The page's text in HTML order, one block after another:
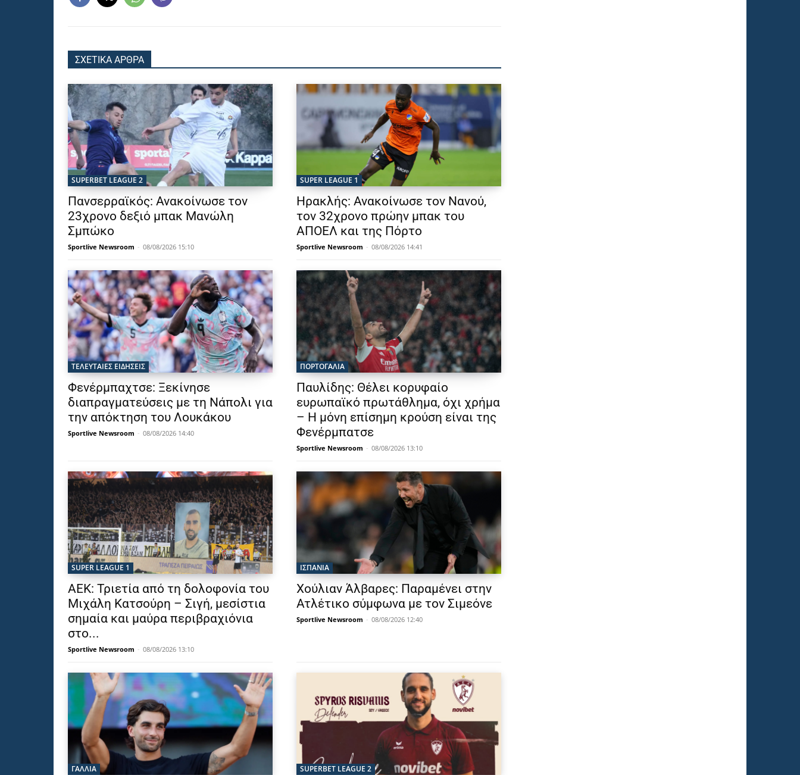
ΣΧΕΤΙΚΑ ΑΡΘΡΑ
SUPERBET LEAGUE 2
Πανσερραϊκός: Ανακοίνωσε τον
23χρονο δεξιό μπακ Μανώλη
Σμπώκο
Sportlive Newsroom - 08/08/2026 15:10
SUPER LEAGUE 1
Ηρακλής: Ανακοίνωσε τον Νανού,
τον 32χρονο πρώην μπακ του
ΑΠΟΕΛ και της Πόρτο
Sportlive Newsroom - 08/08/2026 14:41
ΤΕΛΕΥΤΑΙΕΣ ΕΙΔΗΣΕΙΣ
Φενέρμπαχτσε: Ξεκίνησε
διαπραγματεύσεις με τη Νάπολι για
την απόκτηση του Λουκάκου
Sportlive Newsroom - 08/08/2026 14:40
ΠΟΡΤΟΓΑΛΙΑ
Παυλίδης: Θέλει κορυφαίο
ευρωπαϊκό πρωτάθλημα, όχι χρήμα
– Η μόνη επίσημη κρούση είναι της
Φενέρμπατσε
Sportlive Newsroom - 08/08/2026 13:10
SUPER LEAGUE 1
ΑΕΚ: Τριετία από τη δολοφονία του
Μιχάλη Κατσούρη – Σιγή, μεσίστια
σημαία και μαύρα περιβραχιόνια
στο...
Sportlive Newsroom - 08/08/2026 13:10
ΙΣΠΑΝΙΑ
Χούλιαν Άλβαρες: Παραμένει στην
Ατλέτικο σύμφωνα με τον Σιμεόνε
Sportlive Newsroom - 08/08/2026 12:40
ΓΑΛΛΙΑ SUPERBET LEAGUE 2